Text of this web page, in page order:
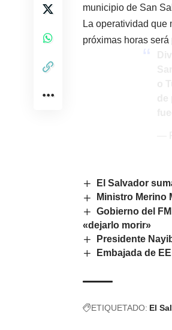
municipio de San
La operatividad que
próximas horas
El Salvador
Ministro Merino
Gobierno del
«dejarlo morir»
Presidente
Embajada de
ETIQUETADO: El